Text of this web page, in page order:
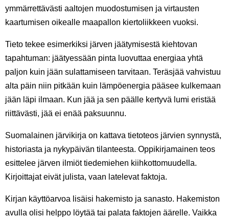
ymmärrettävästi aaltojen muodostumisen ja virtausten
kaartumisen oikealle maapallon kiertoliikkeen vuoksi.
Tieto tekee esimerkiksi järven jäätymisestä kiehtovan
tapahtuman: jäätyessään pinta luovuttaa energiaa yhtä
paljon kuin jään sulattamiseen tarvitaan. Teräsjää vahvistuu
alta päin niin pitkään kuin lämpöenergia pääsee kulkemaan
jään läpi ilmaan. Kun jää ja sen päälle kertyvä lumi eristää
riittävästi, jää ei enää paksuunnu.
Suomalainen järvikirja on kattava tietoteos järvien synnystä,
historiasta ja nykypäivän tilanteesta. Oppikirjamainen teos
esittelee järven ilmiöt tiedemiehen kiihkottomuudella.
Kirjoittajat eivät julista, vaan latelevat faktoja.
Kirjan käyttöarvoa lisäisi hakemisto ja sanasto. Hakemiston
avulla olisi helppo löytää tai palata faktojen äärelle. Vaikka